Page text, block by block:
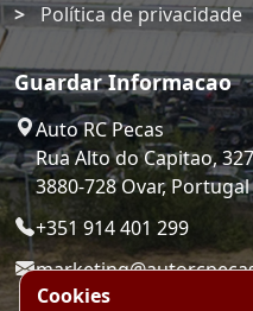
Política de privacidade
Guardar Informacao
Auto RC Pecas
Rua Alto do Capitao,
3880-728 Ovar, Portugal
+351 914 401 299
Cookies